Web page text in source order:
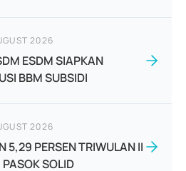
2026
ESDM SIAPKAN
BBM SUBSIDI
2026
5,29 PERSEN TRIWULAN II
SOLID